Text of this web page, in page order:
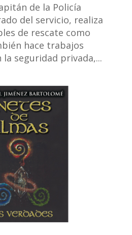
de la Policía
del servicio, realiza
de rescate como
hace trabajos
la seguridad privada,...